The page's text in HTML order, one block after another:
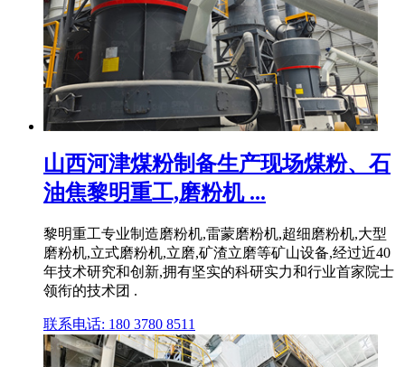
山西河津煤粉制备生产现场煤粉、石
油焦黎明重工,磨粉机 ...
黎明重工专业制造磨粉机,雷蒙磨粉机,超细磨粉机,大型
磨粉机,立式磨粉机,立磨,矿渣立磨等矿山设备,经过近40
年技术研究和创新,拥有坚实的科研实力和行业首家院士
领衔的技术团 .
联系电话: 180 3780 8511